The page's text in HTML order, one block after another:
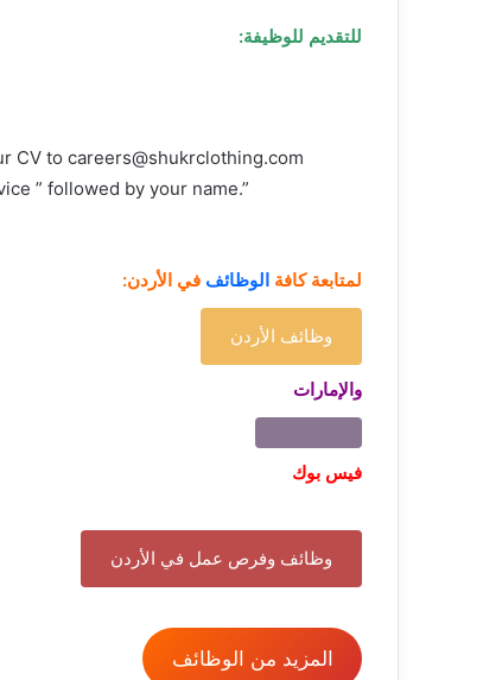
للتقديم للوظيفة:
CV to careers@shukrclothing.com
” followed by your name.”
لمتابعة كافة الوظائف في الأردن:
وظائف الأردن
والإمارات
فيس بوك
وظائف وفرص عمل في الأردن
المزيد من الوظائف